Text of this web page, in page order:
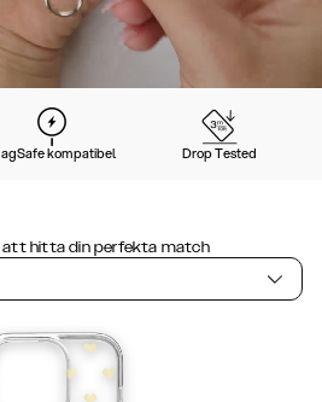
kompatibel Drop Tested
att hitta din perfekta match